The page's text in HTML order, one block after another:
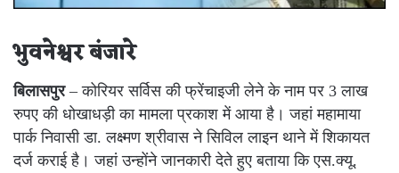
भुवनेश्वर बंजारे
बिलासपुर– कोरियर सर्विस की फ्रेंचाइजी लेने के नाम पर 3 लाख
रुपए की धोखाधड़ी का मामला प्रकाश में आया है। जहां महामाया
पार्क निवासी डा. लक्ष्मण श्रीवास ने सिविल लाइन थाने में शिकायत
दर्ज कराई है। जहां उन्होंने जानकारी देते हुए बताया कि एस.क्यू.